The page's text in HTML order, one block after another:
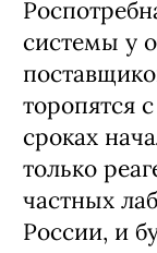
системы у
торопятся
сроках
только
частных
России, и